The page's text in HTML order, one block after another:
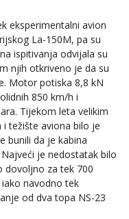
eksperimentalni avion
La-150M, pa su
ispitivanja odvijala su
njih otkriveno je da su
Motor potiska 8,8 kN
850 km/h i
Tijekom leta velikim
i težište aviona bilo je
bunili da je kabina
je nedostatak bilo
dovoljno za tek 700
navodno tek
od dva topa NS-23